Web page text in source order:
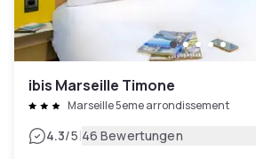
ibis Marseille Timone
Marseille 5eme arrondissement
4.3/5|46 Bewertungen